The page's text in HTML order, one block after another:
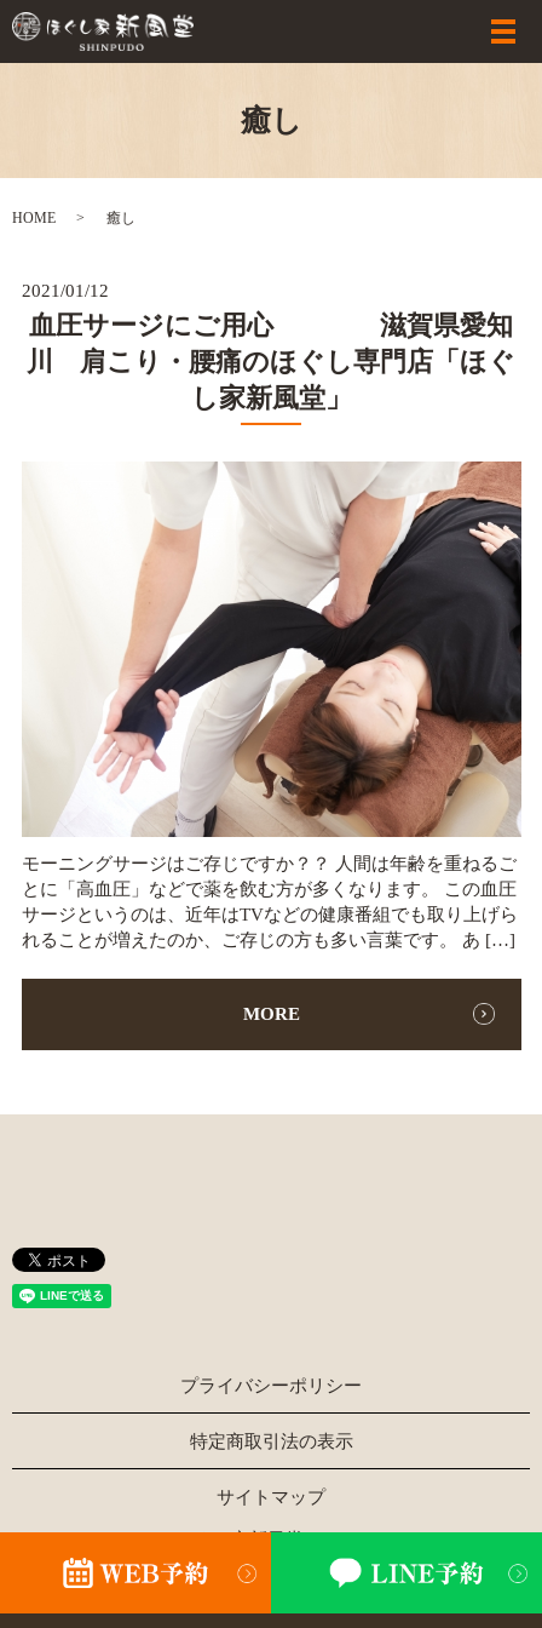
癒し
HOME 癒し
2021/01/12
血圧サージにご用心 滋賀県愛知
川 肩こり・腰痛のほぐし専門店「ほぐ
し家新風堂」
モーニングサージはご存じですか？？ 人間は年齢を重ねるご
とに「高血圧」などで薬を飲む方が多くなります。 この血圧
サージというのは、近年はTVなどの健康番組でも取り上げら
れることが増えたのか、ご存じの方も多い言葉です。 あ […]
MORE
プライバシーポリシー
特定商取引法の表示
サイトマップ
【掲載の記事・写真・イラストなどの無断複写・転載を禁じ